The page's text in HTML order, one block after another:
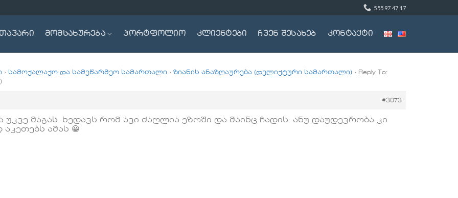
555 97 47 17
მომსახურება პორტფოლიო კლიენტები ჩვენ შესახებ კონტაქტი
› სამოქალაქო და სამეწარმეო სამართალი › ზიანის ანაზღაურება (დელიქტური სამართალი) › Reply To:
#3073
მაგას. ხედავს რომ ავი ძაღლია ეზოში და მაინც ჩადის. ანუ დაუდევრობა კი
ამას 😀